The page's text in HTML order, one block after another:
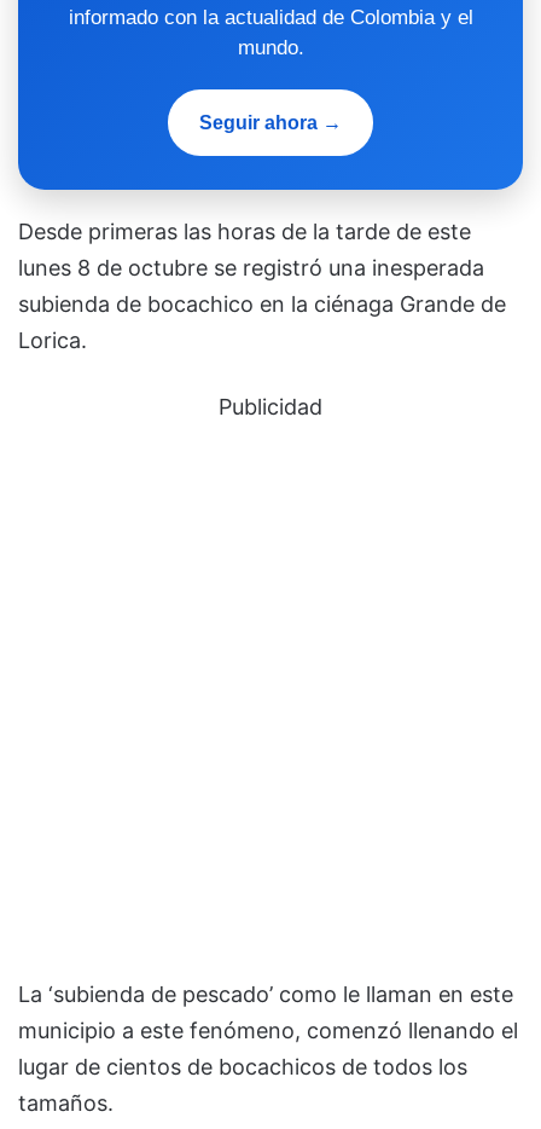
informado con la actualidad de Colombia y el
mundo.
Seguir ahora →
Desde primeras las horas de la tarde de este
lunes 8 de octubre se registró una inesperada
subienda de bocachico en la ciénaga Grande de
Lorica.
Publicidad
La ‘subienda de pescado’ como le llaman en este
municipio a este fenómeno, comenzó llenando el
lugar de cientos de bocachicos de todos los
tamaños.